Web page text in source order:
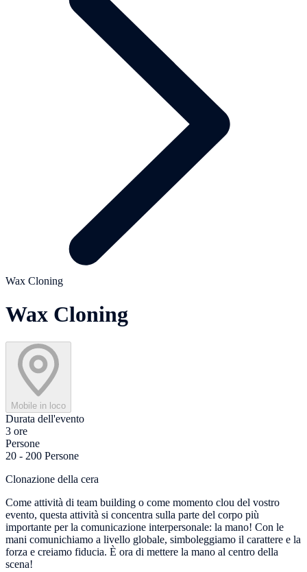
Wax Cloning
Wax Cloning
Mobile in loco
Durata dell'evento
3 ore
Persone
20 - 200 Persone
Clonazione della cera
Come attività di team building o come momento clou del vostro
evento, questa attività si concentra sulla parte del corpo più
importante per la comunicazione interpersonale: la mano! Con le
mani comunichiamo a livello globale, simboleggiamo il carattere e la
forza e creiamo fiducia. È ora di mettere la mano al centro della
scena!